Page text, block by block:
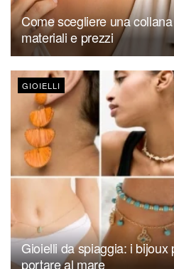
Come scegliere una
materiali e prezzi
GIOIELLI
Gioielli da spiaggia: i
portare al mare